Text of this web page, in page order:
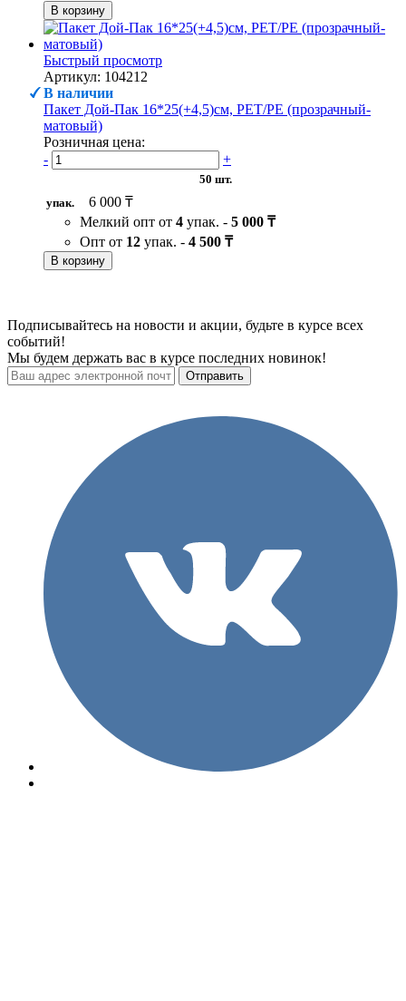
В корзину
Быстрый просмотр
Артикул: 104212
В наличии
Пакет Дой-Пак 16*25(+4,5)см, PET/PE (прозрачный-
матовый)
Розничная цена:
-
+
50 шт.
упак.
6 000 ₸
Мелкий опт от 4 упак. - 5 000 ₸
Опт от 12 упак. - 4 500 ₸
В корзину
Подписывайтесь на новости и акции, будьте в курсе всех
событий!
Мы будем держать вас в курсе последних новинок!